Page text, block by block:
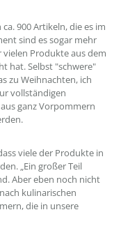
900 Artikeln, die es im
sind es sogar mehr
Produkte aus dem
hat. Selbst "schwere"
zu Weihnachten, ich
vollständigen
ganz Vorpommern
viele der Produkte in
„Ein großer Teil
Aber eben noch nicht
kulinarischen
die in unsere